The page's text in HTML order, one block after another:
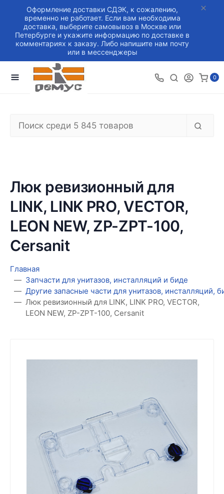
Оформление доставки СДЭК, к сожалению,
временно не работает. Если вам необходима
доставка, выберите самовывоз в Москве или
Петербурге и укажите информацию по доставке в
комментариях к заказу. Либо напишите нам почту
или в мессенджеры
0
Люк ревизионный для
LINK, LINK PRO, VECTOR,
LEON NEW, ZP-ZPT-100,
Cersanit
Главная
Запчасти для унитазов, инсталляций и биде
Другие запасные части для унитазов, инсталляций,
Люк ревизионный для LINK, LINK PRO, VECTOR,
LEON NEW, ZP-ZPT-100, Cersanit